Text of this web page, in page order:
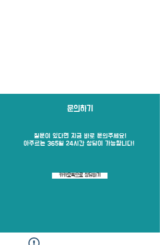
문의하기
질문이 있다면 지금 바로​ 문의주세요!
​아주르는 365일 24시간 상담이 가능합니다!
카카오톡으로 상담하기